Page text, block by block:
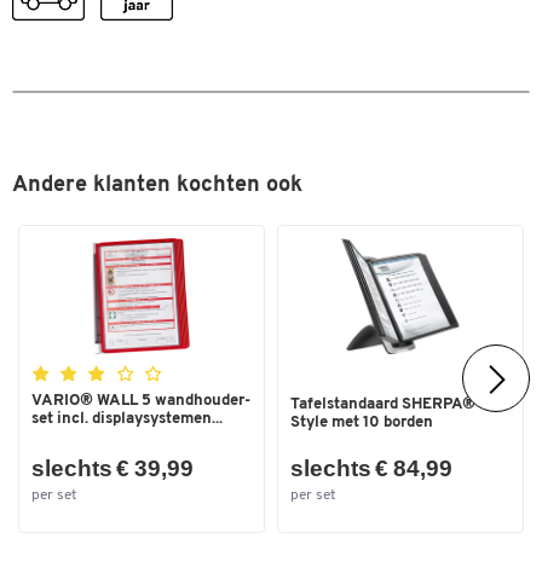
Kleuren
Andere klanten kochten ook
VARIO® WALL 5 wandhouder-
set incl. displaysystemen...
slechts € 39,99
per set
Tafelstandaard SHERPA®
Style met 10 borden
slechts € 84,99
per set